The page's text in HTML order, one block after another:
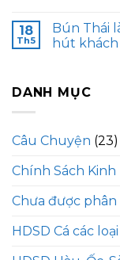
18
Th5
Bún Thái
hút khách
DANH MỤC
Câu Chuyện (23)
Chính Sách Kinh
Chưa được phân
HDSD Cá các loại